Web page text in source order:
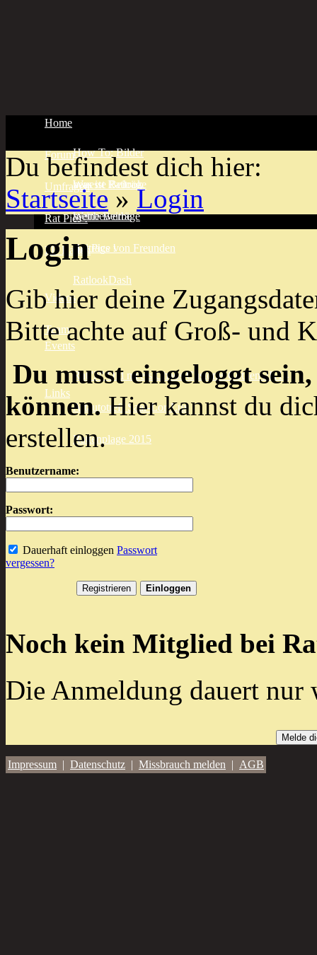
Home
How To: Bilder
Was ist Ratlook
Forum
neueste Beiträge
meine Beiträge
Beiträge von Freunden
Umfragen
Wettbewerbe
Rat Pics !
Rat Pics !
FB Ratten
RatlookDash
Videos
Team
Events
Rat 'N' Old meets Chaos Customs Cöthen 2K14
Altautotreff Saar-Lor-Lux
Rattenplage 2015
Links
Du befindest dich hier:
Startseite»Login
Login
Gib hier deine
Bitte achte auf Groß- und
Du musst eingeloggt
können.Hier kannst du
erstellen.
Benutzername:
Passwort:
Dauerhaft einloggen Passwort
vergessen?
Noch kein Mitglied bei
Die Anmeldung dauert
Melde
Impressum | Datenschutz | Missbrauch melden | AGB